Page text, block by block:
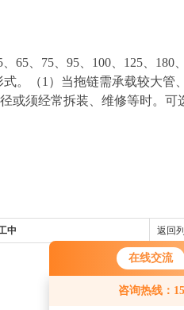
在线交流
咨询热线：
、75、95、100、125、180、
。（1）当拖链需承载较大管
或须经常拆装、维修等时。可
中 返回